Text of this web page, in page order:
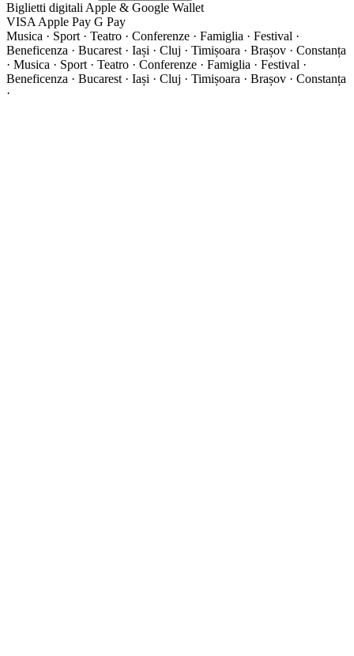
Biglietti digitali Apple & Google Wallet
VISA Apple Pay G Pay
Musica · Sport · Teatro · Conferenze · Famiglia · Festival ·
Beneficenza · Bucarest · Iași · Cluj · Timișoara · Brașov · Constanța
· Musica · Sport · Teatro · Conferenze · Famiglia · Festival ·
Beneficenza · Bucarest · Iași · Cluj · Timișoara · Brașov · Constanța
·